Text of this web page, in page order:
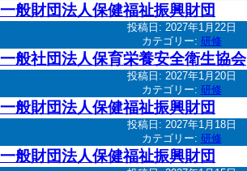
一般財団法人保健福祉振興財団
投稿日: 2027年1月22日
カテゴリー: 研修
一般社団法人保育栄養安全衛生協会
投稿日: 2027年1月20日
カテゴリー: 研修
一般財団法人保健福祉振興財団
投稿日: 2027年1月18日
カテゴリー: 研修
一般財団法人保健福祉振興財団